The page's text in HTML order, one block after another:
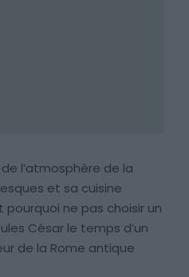
l’atmosphère de la
et sa cuisine
ne pas choisir un
César le temps d’un
de la Rome antique